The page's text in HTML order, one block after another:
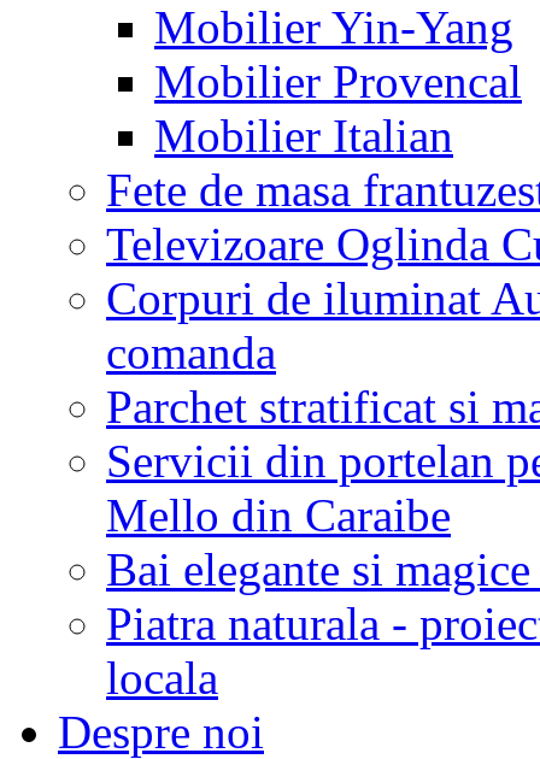
Mobilier Yin-Yang
Mobilier Provencal
Mobilier Italian
Fete de masa
Televizoare Oglinda
Corpuri de iluminat
comanda
Parchet stratificat si
Servicii din portelan
Mello din Caraibe
Bai elegante si
Piatra naturala -
locala
Despre noi